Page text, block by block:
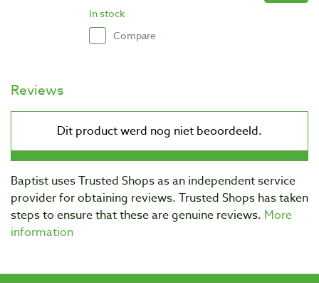
In stock
Compare
Reviews
Baptist uses Trusted Shops as an independent service
provider for obtaining reviews. Trusted Shops has taken
steps to ensure that these are genuine reviews. More
information